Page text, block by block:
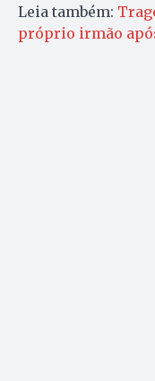
Leia também:
próprio irmão